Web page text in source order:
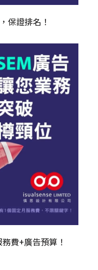
，保證排名！
費+廣告預算！